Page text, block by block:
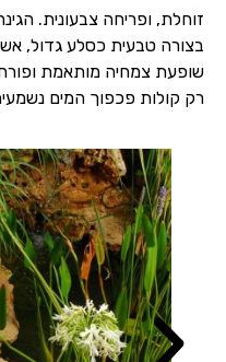
זוחלת, ופריחה צבעונית.
בצורה טבעית כסלע גדול,
שופעת צמחיה מותאמת
רק קולות פכפוך המים